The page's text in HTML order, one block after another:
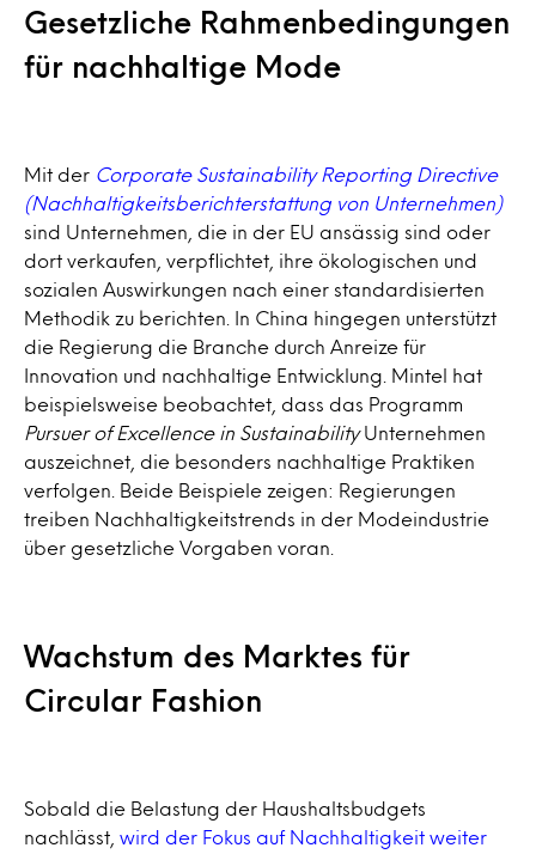
Gesetzliche Rahmenbedingungen
für nachhaltige Mode
Mit der Corporate Sustainability Reporting Directive
(Nachhaltigkeitsberichterstattung von Unternehmen)
sind Unternehmen, die in der EU ansässig sind oder
dort verkaufen, verpflichtet, ihre ökologischen und
sozialen Auswirkungen nach einer standardisierten
Methodik zu berichten. In China hingegen unterstützt
die Regierung die Branche durch Anreize für
Innovation und nachhaltige Entwicklung. Mintel hat
beispielsweise beobachtet, dass das Programm
Pursuer of Excellence in SustainabilityUnternehmen
auszeichnet, die besonders nachhaltige Praktiken
verfolgen. Beide Beispiele zeigen: Regierungen
treiben Nachhaltigkeitstrends in der Modeindustrie
über gesetzliche Vorgaben voran.
Wachstum des Marktes für
Circular Fashion
Sobald die Belastung der Haushaltsbudgets
nachlässt, wird der Fokus auf Nachhaltigkeit weiter